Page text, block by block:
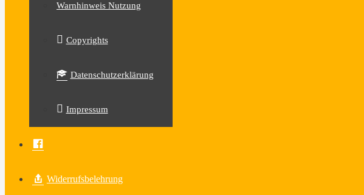
Warnhinweis Nutzung
Copyrights
Datenschutzerklärung
Impressum
Widerrufsbelehrung